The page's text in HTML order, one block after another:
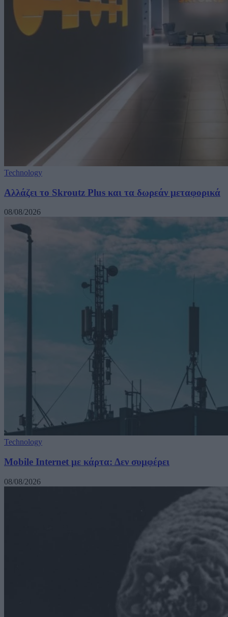
Technology
Αλλάζει το Skroutz Plus και τα δωρεάν μεταφορικά
08/08/2026
Technology
Mobile Internet με κάρτα: Δεν συμφέρει
08/08/2026